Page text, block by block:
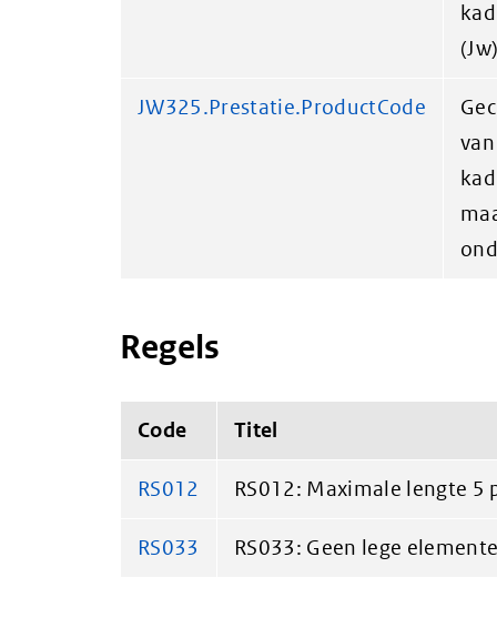
JW325.Prestatie.ProductCode
Regels
Code Titel
RS012 RS012: Maximale lengte 5
RS033 RS033: Geen lege